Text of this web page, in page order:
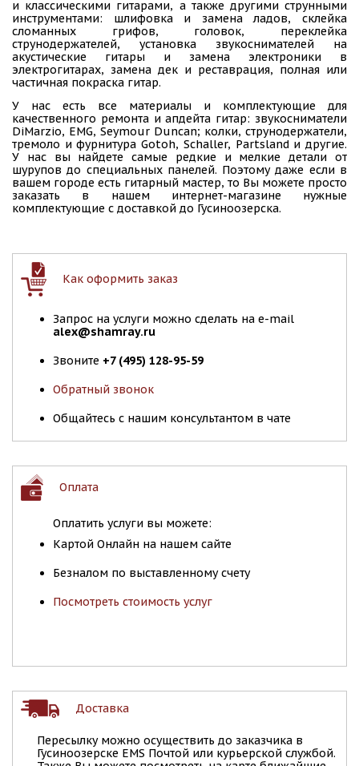
и классическими гитарами, а также другими струнными
инструментами: шлифовка и замена ладов, склейка
сломанных грифов, головок, переклейка
струнодержателей, установка звукоснимателей на
акустические гитары и замена электроники в
электрогитарах, замена дек и реставрация, полная или
частичная покраска гитар.
У нас есть все материалы и комплектующие для
качественного ремонта и апдейта гитар: звукосниматели
DiMarzio, EMG, Seymour Duncan; колки, струнодержатели,
тремоло и фурнитура Gotoh, Schaller, Partsland и другие.
У нас вы найдете самые редкие и мелкие детали от
шурупов до специальных панелей. Поэтому даже если в
вашем городе есть гитарный мастер, то Вы можете просто
заказать в нашем интернет-магазине нужные
комплектующие с доставкой до Гусиноозерска.
Как оформить заказ
Запрос на услуги можно сделать на e-mail
alex@shamray.ru
Звоните +7 (495) 128-95-59
Обратный звонок
Общайтесь с нашим консультантом в чате
Оплата
Оплатить услуги вы можете:
Картой Онлайн на нашем сайте
Безналом по выставленному счету
Посмотреть стоимость услуг
Доставка
Пересылку можно осуществить до заказчика в
Гусиноозерске EMS Почтой или курьерской службой.